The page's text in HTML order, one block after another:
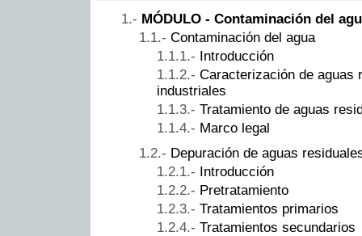
MÓDULO - Contaminación del
Contaminación del agua
Introducción
Caracterización de aguas
industriales
Tratamiento de aguas
Marco legal
Depuración de aguas
Introducción
Pretratamiento
Tratamientos primarios
Tratamientos secundarios